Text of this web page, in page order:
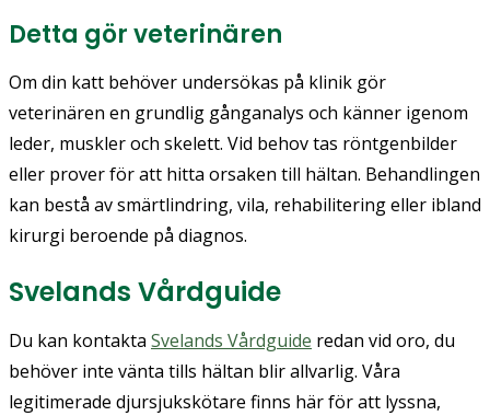
Detta gör veterinären
Om din katt behöver undersökas på klinik gör
veterinären en grundlig gånganalys och känner igenom
leder, muskler och skelett. Vid behov tas röntgenbilder
eller prover för att hitta orsaken till hältan. Behandlingen
kan bestå av smärtlindring, vila, rehabilitering eller ibland
kirurgi beroende på diagnos.
Svelands Vårdguide
Du kan kontakta Svelands Vårdguide redan vid oro, du
behöver inte vänta tills hältan blir allvarlig. Våra
legitimerade djursjukskötare finns här för att lyssna,